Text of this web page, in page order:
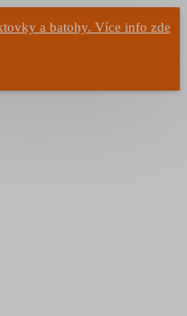
a batohy. Více info zde